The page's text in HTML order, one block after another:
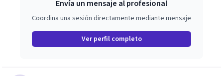
Envía un mensaje al profesional
Coordina una sesión directamente mediante mensaje
Ver perfil completo